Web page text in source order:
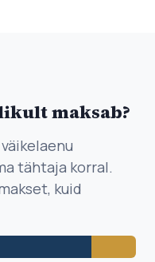
maksab?
tähtaja korral.
kuid